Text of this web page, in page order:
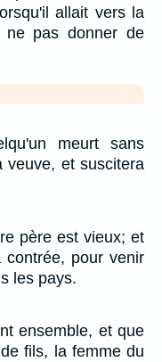
allait vers la
pas donner de
meurt sans
veuve, et suscitera
père est vieux; et
pour venir
les pays.
ensemble, et que
fils, la femme du